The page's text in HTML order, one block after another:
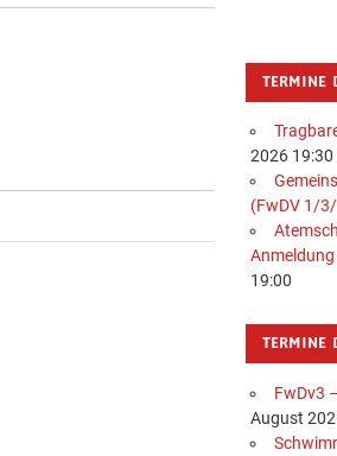
TERMINE
2026 19:30
(FwDV 1/
19:00
TERMINE
FwDv3
August